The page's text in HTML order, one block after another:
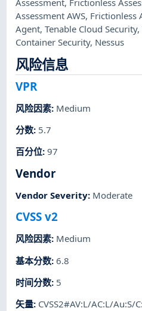
Assessment AWS, Frictionless
Agent,Tenable Cloud Security,
Container Security, Nessus
风险信息
VPR
风险因素: Medium
分数: 5.7
百分位:97
Vendor
Vendor Severity: Moderate
CVSS v2
风险因素: Medium
基本分数:6.8
时间分数: 5
矢量: CVSS2#AV:L/AC:L/Au:S/